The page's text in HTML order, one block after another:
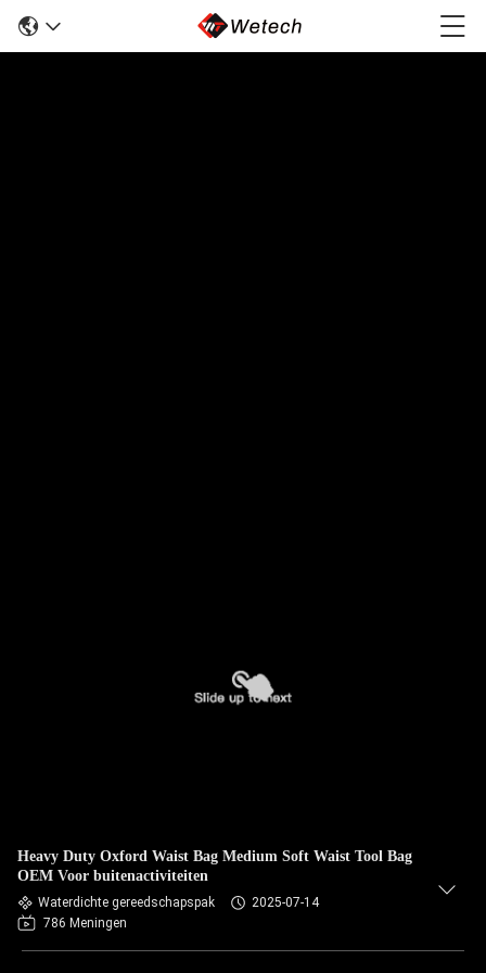
Heavy Duty Oxford Waist Bag Medium Soft Waist Tool Bag
OEM Voor buitenactiviteiten
Waterdichte gereedschapspak
2025-07-14
786 Meningen